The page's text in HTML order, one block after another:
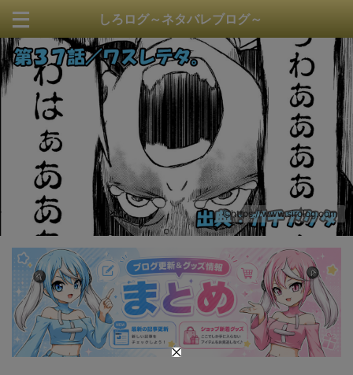
しろログ～ネタバレブログ～
https://www.sirolog.com